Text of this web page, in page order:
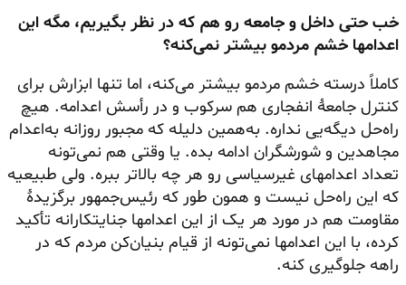
خب حتی داخل و جامعه رو هم که در نظر بگیریم، مگه این
اعدامها خشم مردمو بیشتر نمی‌کنه؟
کاملاً درسته خشم مردمو بیشتر می‌کنه، اما تنها ابزارش برای
کنترل جامعهٔ انفجاری هم سرکوب و در رأسش اعدامه. هیچ
راه‌حل دیگه‌یی نداره. به‌همین دلیله که مجبور روزانه به‌اعدام
مجاهدین و شورشگران ادامه بده. یا وقتی هم نمی‌تونه
تعداد اعدامهای غیرسیاسی رو هر چه بالاتر ببره. ولی طبیعیه
که این راه‌حل نیست و همون طور که رئیس‌جمهور برگزیدهٔ
مقاومت هم در مورد هر یک از این اعدامها جنایتکارانه تأکید
کرده، با این اعدامها نمی‌تونه از قیام بنیان‌کن مردم که در
راهه جلوگیری کنه.